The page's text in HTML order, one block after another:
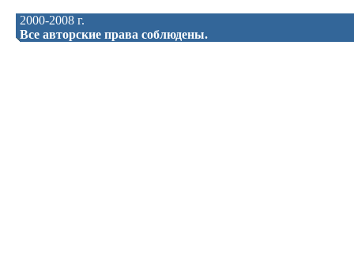
2000-2008 г.
Все авторские права соблюдены.